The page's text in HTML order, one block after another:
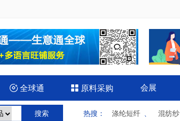
 全球通  原料采购 会展
热搜 ： 涤纶短纤 混纺纱